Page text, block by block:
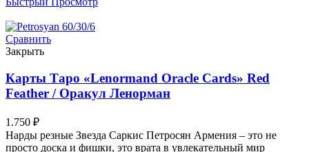
Сравнить
Закрыть
Карты Таро «Lenormand Oracle Cards» Red
Feather / Оракул Ленорман
1.750 ₽
Нарды резные Звезда Саркис Петросян Армения – это не
просто доска и фишки, это врата в увлекательный мир